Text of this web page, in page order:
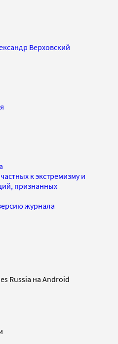
Верховский
к экстремизму и
признанных
журнала
Russia на Android